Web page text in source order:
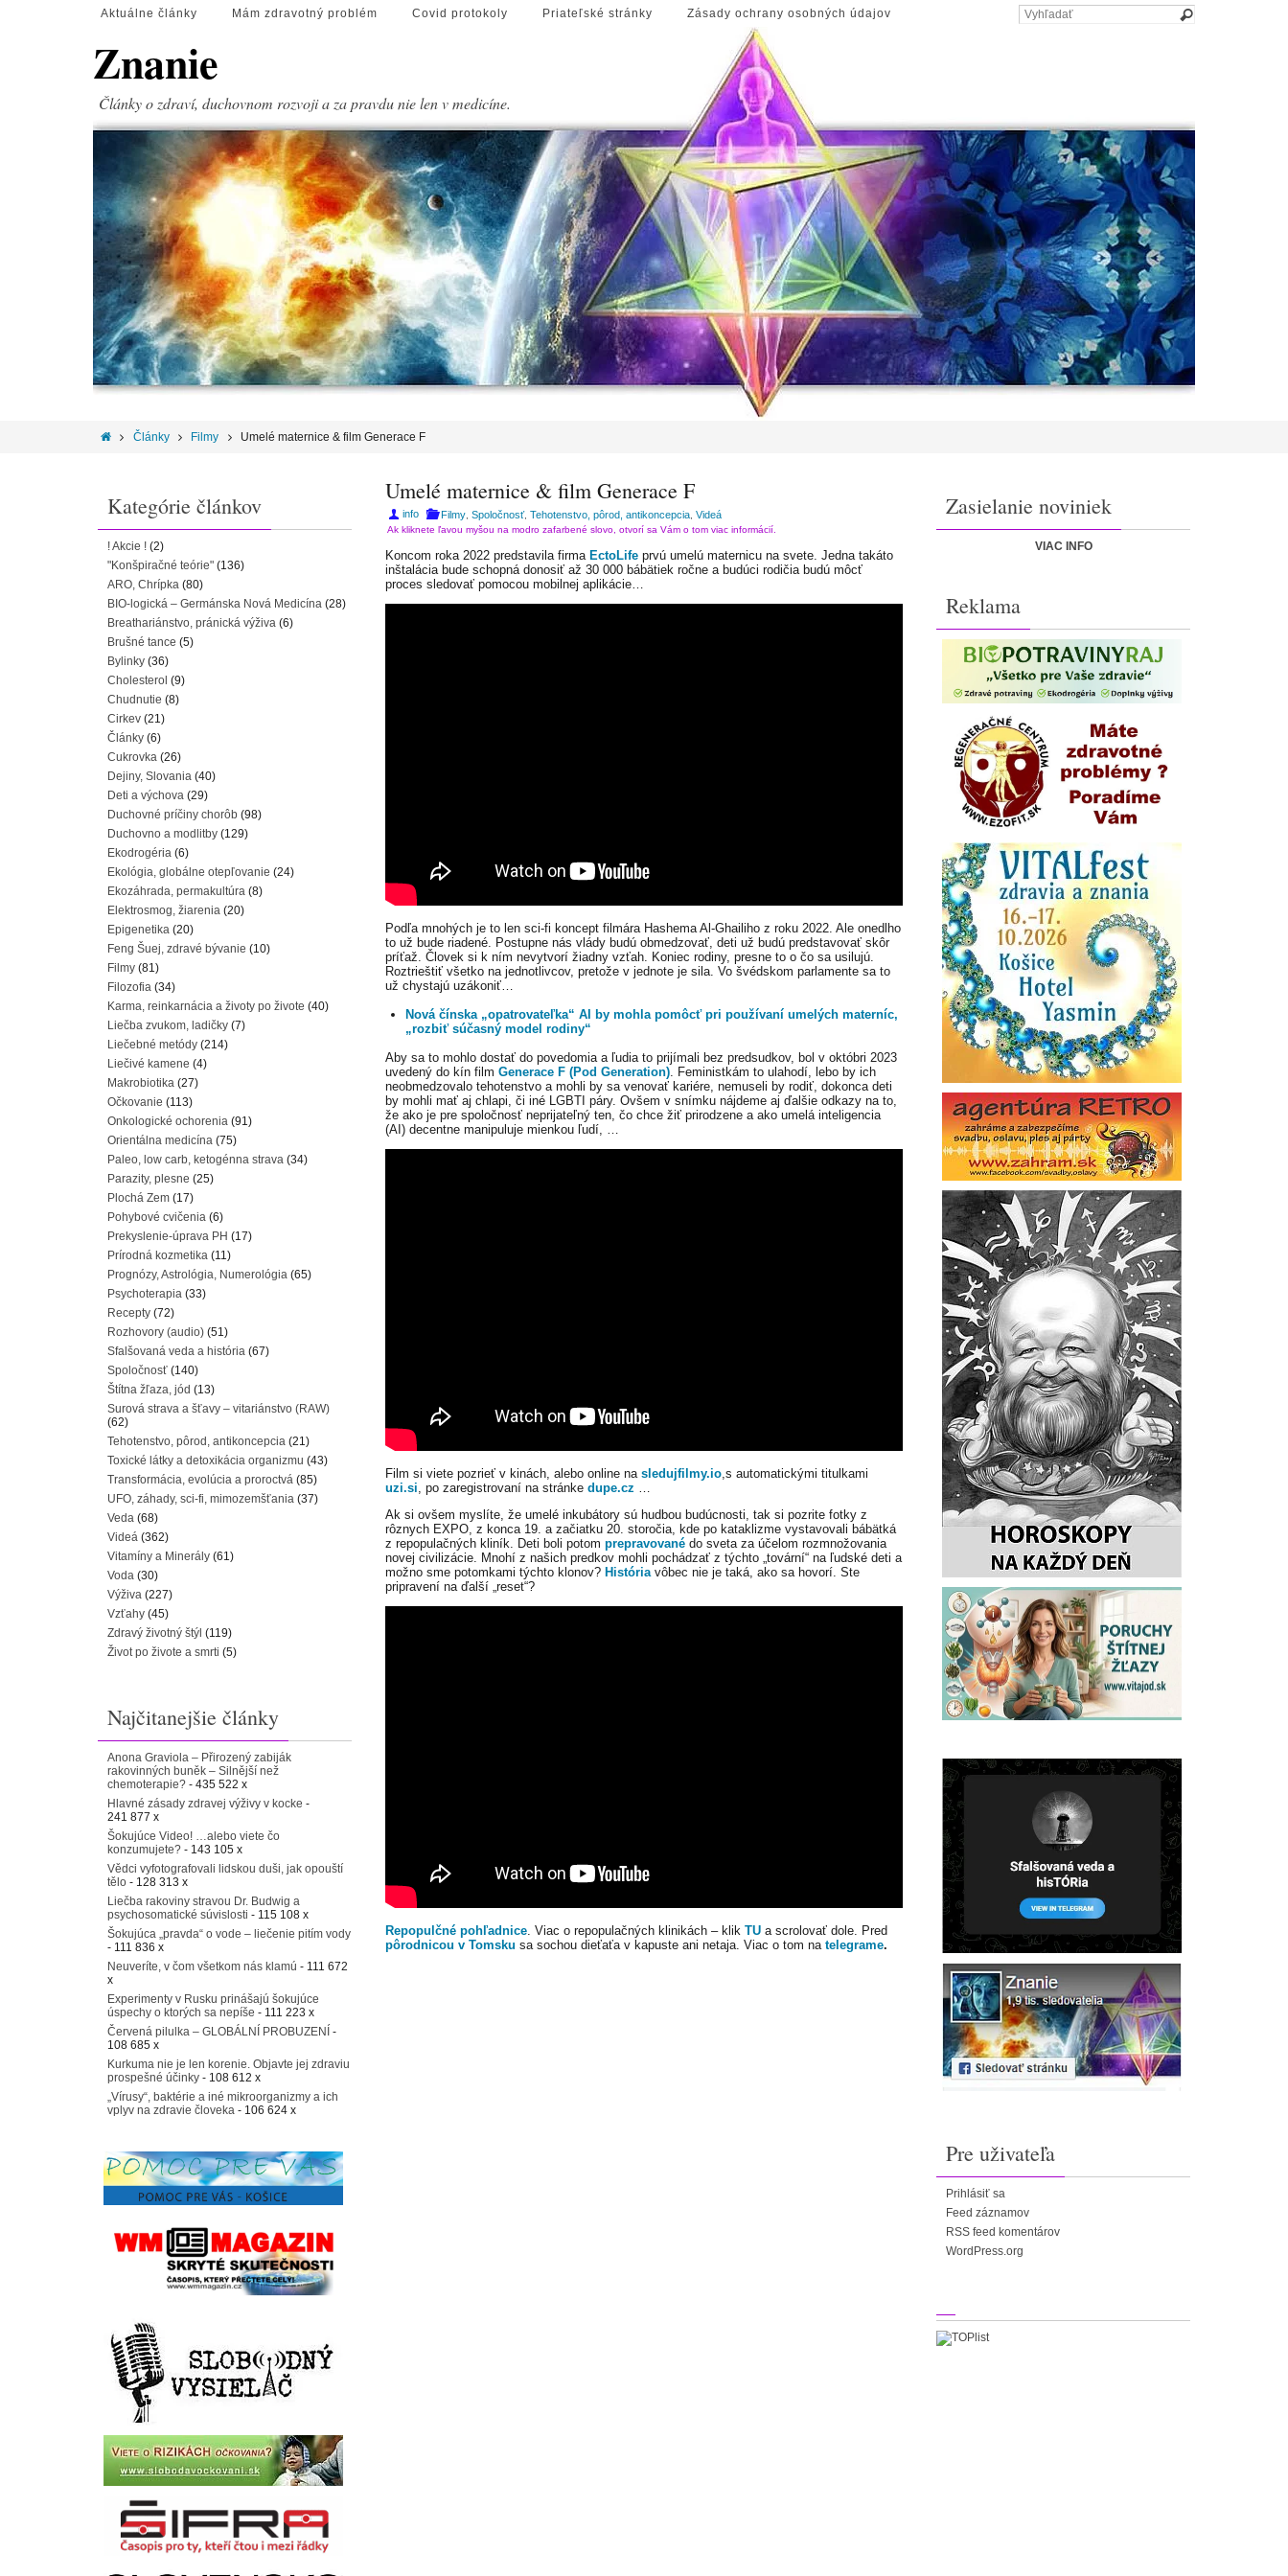
Aktuálne články Mám zdravotný problém Covid protokoly Priateľské stránky Zásady ochrany osobných údajov
Znanie
Články o zdraví, duchovnom rozvoji a za pravdu nie len v medicíne.
Články Filmy Umelé maternice & film Generace F
Umelé maternice & film Generace F
info Filmy, Spoločnosť, Tehotenstvo, pôrod, antikoncepcia, Videá
Ak kliknete ľavou myšou na modro zafarbené slovo, otvorí sa Vám o tom viac informácií.
Koncom roka 2022 predstavila firma EctoLife prvú umelú maternicu na svete. Jedna takáto
inštalácia bude schopná donosiť až 30 000 bábätiek ročne a budúci rodičia budú môcť
proces sledovať pomocou mobilnej aplikácie…
Podľa mnohých je to len sci-fi koncept filmára Hashema Al-Ghailiho z roku 2022. Ale onedlho
to už bude riadené. Postupne nás vlády budú obmedzovať, deti už budú predstavovať skôr
príťaž. Človek si k ním nevytvorí žiadny vzťah. Koniec rodiny, presne to o čo sa usilujú.
Roztrieštiť všetko na jednotlivcov, pretože v jednote je sila. Vo švédskom parlamente sa to
už chystajú uzákoniť…
Nová čínska „opatrovateľka“ AI by mohla pomôcť pri používaní umelých materníc,
„rozbiť súčasný model rodiny“
Aby sa to mohlo dostať do povedomia a ľudia to prijímali bez predsudkov, bol v októbri 2023
uvedený do kín film Generace F (Pod Generation). Feministkám to ulahodí, lebo by ich
neobmedzovalo tehotenstvo a mohli by sa venovať kariére, nemuseli by rodiť, dokonca deti
by mohli mať aj chlapi, či iné LGBTI páry. Ovšem v snímku nájdeme aj ďalšie odkazy na to,
že ako je pre spoločnosť neprijateľný ten, čo chce žiť prirodzene a ako umelá inteligencia
(AI) decentne manipuluje mienkou ľudí, …
Film si viete pozrieť v kinách, alebo online na sledujfilmy.io,s automatickými titulkami
uzi.si, po zaregistrovaní na stránke dupe.cz …
Ak si ovšem myslíte, že umelé inkubátory sú hudbou budúcnosti, tak si pozrite fotky z
rôznych EXPO, z konca 19. a začiatku 20. storočia, kde po kataklizme vystavovali bábätká
z repopulačných kliník. Deti boli potom prepravované do sveta za účelom rozmnožovania
novej civilizácie. Mnohí z našich predkov mohli pochádzať z týchto „tovární“ na ľudské deti a
možno sme potomkami týchto klonov? Históriavôbec nie je taká, ako sa hovorí. Ste
pripravení na ďalší „reset“?
Repopulčné pohľadnice. Viac o repopulačných klinikách – klik TU a scrolovať dole. Pred
pôrodnicou v Tomsku sa sochou dieťaťa v kapuste ani netaja. Viac o tom na telegrame.
Kategórie článkov
! Akcie ! (2)
"Konšpiračné teórie" (136)
ARO, Chrípka (80)
BIO-logická – Germánska Nová Medicína (28)
Breathariánstvo, pránická výživa (6)
Brušné tance (5)
Bylinky (36)
Cholesterol (9)
Chudnutie (8)
Cirkev (21)
Články (6)
Cukrovka (26)
Dejiny, Slovania (40)
Deti a výchova (29)
Duchovné príčiny chorôb (98)
Duchovno a modlitby (129)
Ekodrogéria (6)
Ekológia, globálne otepľovanie (24)
Ekozáhrada, permakultúra (8)
Elektrosmog, žiarenia (20)
Epigenetika (20)
Feng Šuej, zdravé bývanie (10)
Filmy (81)
Filozofia (34)
Karma, reinkarnácia a životy po živote (40)
Liečba zvukom, ladičky (7)
Liečebné metódy (214)
Liečivé kamene (4)
Makrobiotika (27)
Očkovanie (113)
Onkologické ochorenia (91)
Orientálna medicína (75)
Paleo, low carb, ketogénna strava (34)
Parazity, plesne (25)
Plochá Zem (17)
Pohybové cvičenia (6)
Prekyslenie-úprava PH (17)
Prírodná kozmetika (11)
Prognózy, Astrológia, Numerológia (65)
Psychoterapia (33)
Recepty (72)
Rozhovory (audio) (51)
Sfalšovaná veda a história (67)
Spoločnosť (140)
Štítna žľaza, jód (13)
Surová strava a šťavy – vitariánstvo (RAW)
(62)
Tehotenstvo, pôrod, antikoncepcia (21)
Toxické látky a detoxikácia organizmu (43)
Transformácia, evolúcia a proroctvá (85)
UFO, záhady, sci-fi, mimozemšťania (37)
Veda (68)
Videá (362)
Vitamíny a Minerály (61)
Voda (30)
Výživa (227)
Vzťahy (45)
Zdravý životný štýl (119)
Život po živote a smrti (5)
Najčitanejšie články
Anona Graviola – Přirozený zabiják
rakovinných buněk – Silnější než
chemoterapie? - 435 522 x
Hlavné zásady zdravej výživy v kocke -
241 877 x
Šokujúce Video! …alebo viete čo
konzumujete? - 143 105 x
Vědci vyfotografovali lidskou duši, jak opouští
tělo - 128 313 x
Liečba rakoviny stravou Dr. Budwig a
psychosomatické súvislosti - 115 108 x
Šokujúca „pravda“ o vode – liečenie pitím vody
- 111 836 x
Neuveríte, v čom všetkom nás klamú - 111 672
x
Experimenty v Rusku prinášajú šokujúce
úspechy o ktorých sa nepíše - 111 223 x
Červená pilulka – GLOBÁLNÍ PROBUZENÍ -
108 685 x
Kurkuma nie je len korenie. Objavte jej zdraviu
prospešné účinky - 108 612 x
„Vírusy“, baktérie a iné mikroorganizmy a ich
vplyv na zdravie človeka - 106 624 x
Zasielanie noviniek
VIAC INFO
Reklama
Pre uživateľa
Prihlásiť sa
Feed záznamov
RSS feed komentárov
WordPress.org